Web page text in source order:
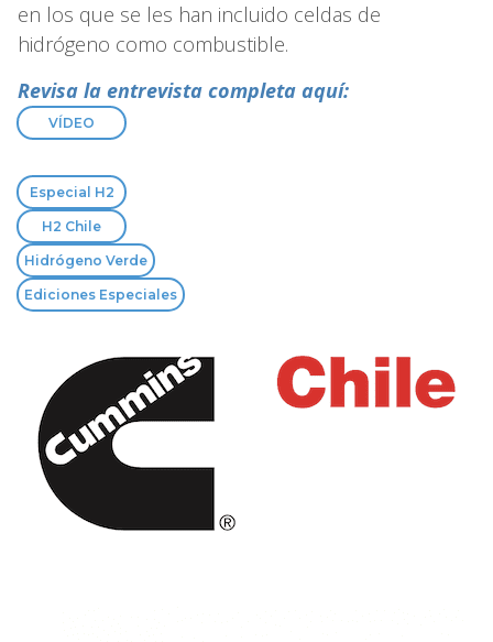
en los que se les han incluido celdas de
hidrógeno como combustible.
Revisa la entrevista completa aquí:
VÍDEO
Especial H2
H2 Chile
Hidrógeno Verde
Ediciones Especiales